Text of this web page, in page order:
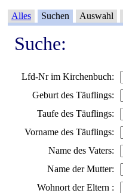
Alles Suchen Auswahl
Suche:
Lfd-Nr im Kirchenbuch:
Geburt des Täuflings:
Taufe des Täuflings:
Vorname des Täuflings:
Name des Vaters:
Name der Mutter:
Wohnort der Eltern :